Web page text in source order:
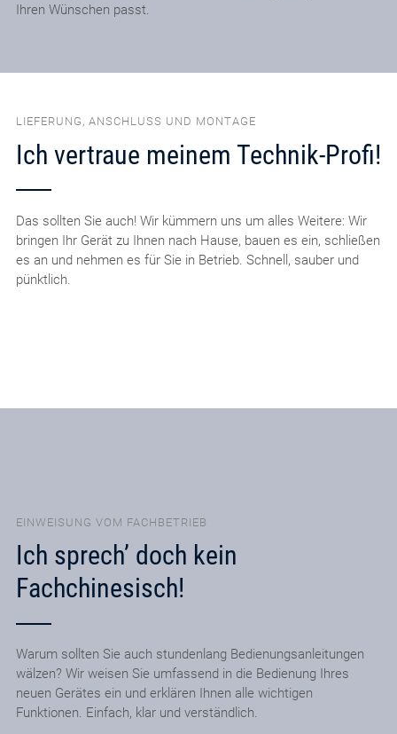
Ihren Wünschen passt.
LIEFERUNG, ANSCHLUSS UND MONTAGE
Ich vertraue meinem Technik-Profi!
Das sollten Sie auch! Wir kümmern uns um alles Weitere: Wir
bringen Ihr Gerät zu Ihnen nach Hause, bauen es ein, schließen
es an und nehmen es für Sie in Betrieb. Schnell, sauber und
pünktlich.
EINWEISUNG VOM FACHBETRIEB
Ich sprech’ doch kein
Fachchinesisch!
Warum sollten Sie auch stundenlang Bedienungsanleitungen
wälzen? Wir weisen Sie umfassend in die Bedienung Ihres
neuen Gerätes ein und erklären Ihnen alle wichtigen
Funktionen. Einfach, klar und verständlich.